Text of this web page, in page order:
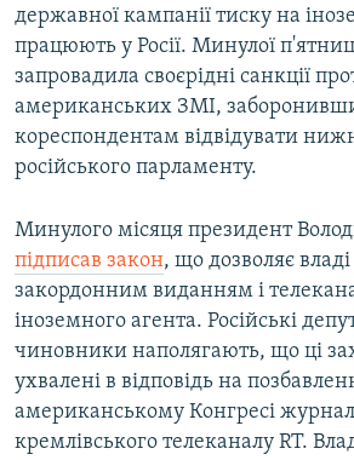
державної кампанії тиску на
працюють у Росії. Минулої
запровадила своєрідні санкції
американських ЗМІ,
кореспондентам відвідувати
російського парламенту.
Минулого місяця президент
підписав закон, що дозволяє
закордонним виданням і
іноземного агента. Російські
чиновники наполягають, що ці
ухвалені в відповідь на
американському Конгресі
кремлівського телеканалу RT.